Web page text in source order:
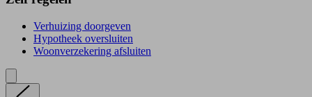
Verhuizing doorgeven
Hypotheek oversluiten
Woonverzekering afsluiten